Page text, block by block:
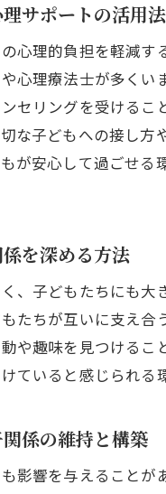
サポートの活用法
心理的負担を軽減す
心理療法士が多く
セリングを受ける
な子どもへの接し
が安心して過ごせる
を深める方法
、子どもたちにも大
たちが互いに支え合
や趣味を見つける
ていると感じられる
係の維持と構築
影響を与えることが